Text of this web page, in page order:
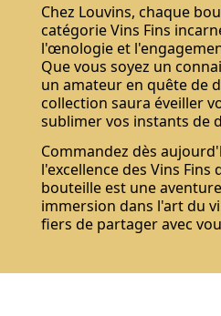
Chez Louvins, chaque
catégorie Vins Fins
l'œnologie et
Que vous soyez un
un amateur en quête de
collection saura éveiller
sublimer vos instants de
Commandez dès
l'excellence des Vins Fins
bouteille est une
immersion dans l'art du
fiers de partager avec